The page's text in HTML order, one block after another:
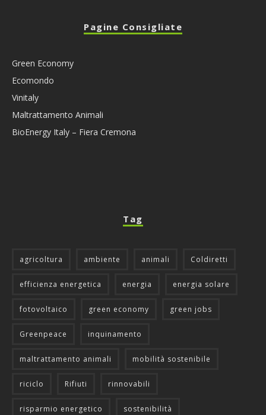
Pagine Consigliate
Green Economy
Ecomondo
Vinitaly
Maltrattamento Animali
BioEnergy Italy – Fiera Cremona
Tag
agricoltura ambiente animali Coldiretti
efficienza energetica energia energia solare
fotovoltaico green economy green jobs
Greenpeace inquinamento
maltrattamento animali mobilità sostenibile
riciclo Rifiuti rinnovabili
risparmio energetico sostenibilità